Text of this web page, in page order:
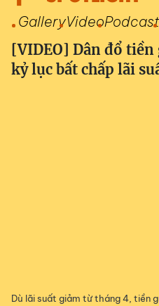
GalleryVideoPodcast
[VIDEO] Dân đổ
kỷ lục bất chấp lãi
Dù lãi suất giảm từ tháng 4, tiền